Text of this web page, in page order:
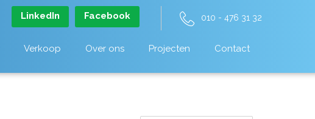
LinkedIn Facebook 010 - 476 31 32
Verkoop Over ons Projecten Contact